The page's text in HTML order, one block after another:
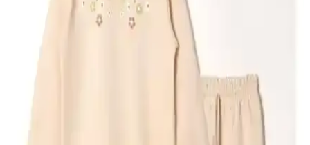
DeFacto ve İncili Kışlık Çocuk Tayt Setleri
İki popüler kız çocuk taytını karşılaştırıyoruz. DeFacto'nun günlük
kullanıma uygun ince taytı ile şardonlu, sıcak tutan kışlık tayt setinin
özellikleri ve kullanıcı yorumlarıyla en iyi seçimi yapın.
Albishoes ve Zondersan67 Tavşanlı Çocuk
Pandufları Karşılaştırması ve Seçim Rehberi